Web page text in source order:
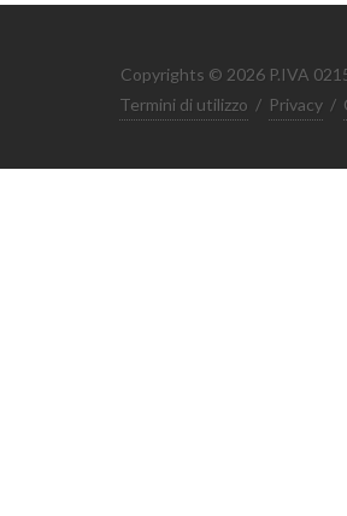
Copyrights © 2026 P.IVA
Termini di utilizzo / Privacy /